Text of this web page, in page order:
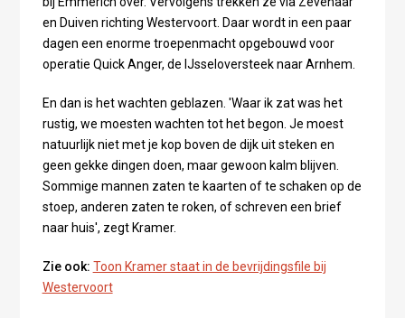
en Duiven richting Westervoort. Daar wordt in een paar
dagen een enorme troepenmacht opgebouwd voor
operatie Quick Anger, de IJsseloversteek naar Arnhem.
En dan is het wachten geblazen. 'Waar ik zat was het
rustig, we moesten wachten tot het begon. Je moest
natuurlijk niet met je kop boven de dijk uit steken en
geen gekke dingen doen, maar gewoon kalm blijven.
Sommige mannen zaten te kaarten of te schaken op de
stoep, anderen zaten te roken, of schreven een brief
naar huis', zegt Kramer.
Zie ook: Toon Kramer staat in de bevrijdingsfile bij
Westervoort